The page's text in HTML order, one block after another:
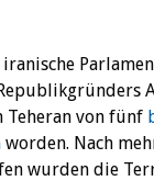
Teheran von fünf
worden. Nach
wurden die